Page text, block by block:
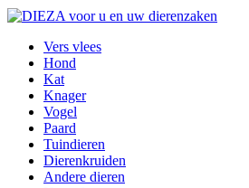
Vers vlees
Hond
Kat
Knager
Vogel
Paard
Tuindieren
Dierenkruiden
Andere dieren